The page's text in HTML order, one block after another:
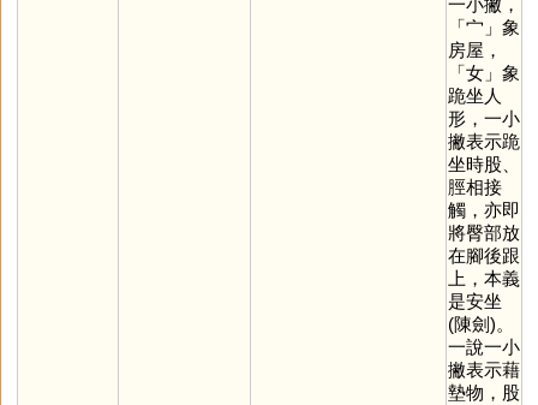
「宀 」象
房屋，
「女」象
跪坐人
形，一小
撇表示跪
坐時股、
脛相接
觸，亦即
將臀部放
在腳後跟
上，本義
是安坐
(陳劍)。
一說一小
撇表示藉
墊物，股